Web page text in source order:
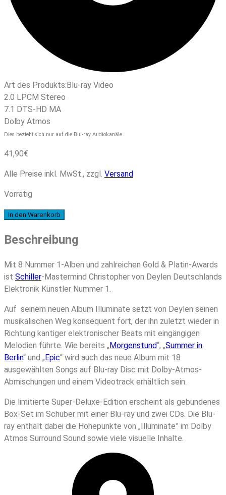
Art des Produkts: Blu-ray Video
2.0 LPCM Stereo
7.1 DTS-HD MA
Dolby Atmos
Dies bezieht sich nur auf die Blu-ray Audiokanäle.
41,90€
Alle Preise inkl. MwSt., zzgl. Versand
Vorrätig
Schiller
Illuminate
Super
Deluxe)
Menge
In den Warenkorb
Beschreibung
Mit 8 Nummer 1-Alben und zahlreichen Gold & Platin-Awards
ist Schiller-Mastermind Christopher von Deylen Deutschlands
Elektronik Künstler Nummer 1.
Auf seinem neuen Album Illuminate setzt von Deylen seinen
musikalischen Weg konsequent fort, der ihn zuletzt wieder in
Richtung kantiger elektronischer Beats mit eingängigen
Melodien führte. Wie bereits „Morgenstund“, „Summer in
Berlin“ und „Epic“ wird auch das neue Album mit 18
ausgewählten Songs auf Blu-ray Disc mit Dolby-Atmos-
Abmischungen und einem Videotrack erhältlich sein.
Die limitierte Super-Deluxe-Edition erscheint als gebundenes
Box-Set im Schuber mit einer Blu-ray und zwei CDs. Die Blu-
ray enthält dabei die Höhepunkte von „Illuminate” im Dolby
Atmos Surround Sound sowie viele visuelle Inhalte.